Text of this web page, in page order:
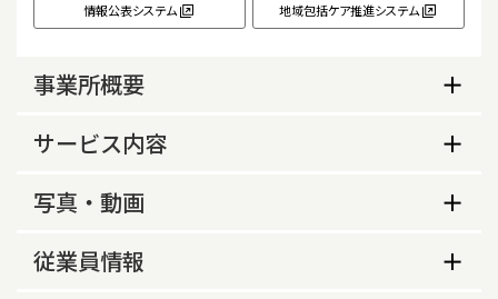
情報公表システム 地域包括ケア推進システム
事業所概要
事業所概要
あり
介護予防支援の指定
サービス内容
サービス内容
横浜市西区
写真・動画
事業所の特色等
従業員情報